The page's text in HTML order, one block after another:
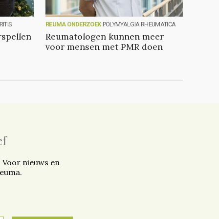
REUMA ONDERZOEK POLYMYALGIA RHEUMATICA
Reumatologen kunnen meer
voor mensen met PMR doen
nieuws en